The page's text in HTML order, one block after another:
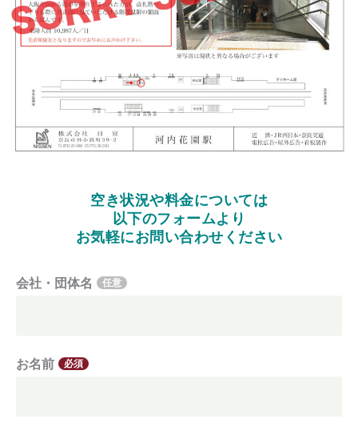
空き状況や料金については
以下のフォームより
お気軽にお問い合わせください
会社・団体名 任意
お名前 必須